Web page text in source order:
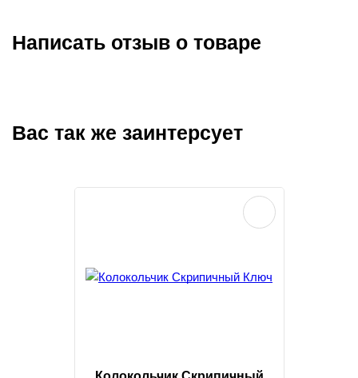
Написать отзыв о товаре
Вас так же заинтерсует